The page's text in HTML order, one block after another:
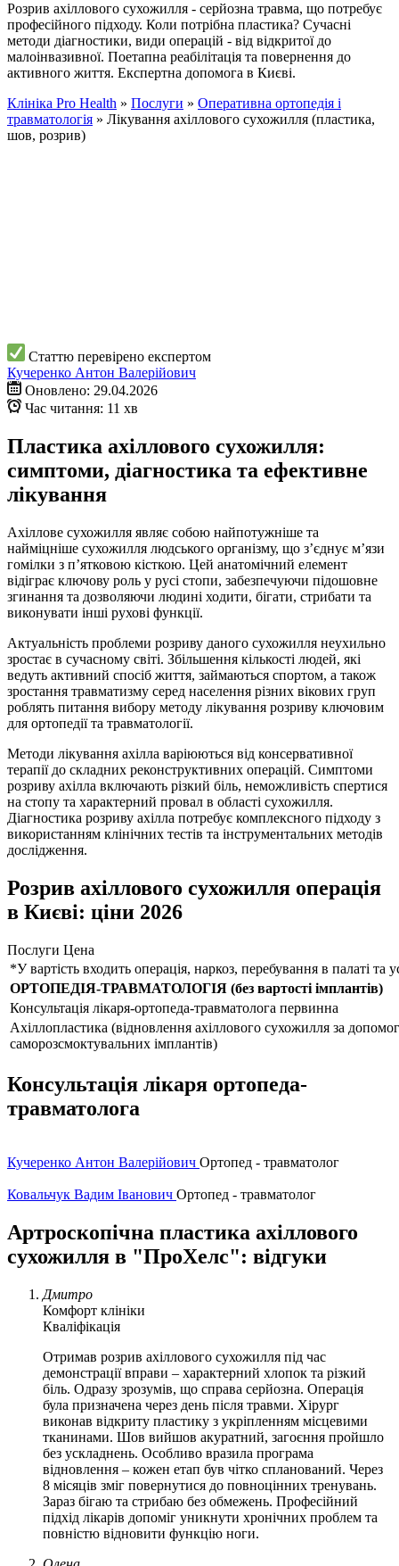
Розрив ахіллового сухожилля - серйозна травма, що потребує
професійного підходу. Коли потрібна пластика? Сучасні
методи діагностики, види операцій - від відкритої до
малоінвазивної. Поетапна реабілітація та повернення до
активного життя. Експертна допомога в Києві.
Клініка Pro Health » Послуги » Оперативна ортопедія і
травматологія » Лікування ахіллового сухожилля (пластика,
шов, розрив)
Статтю перевірено експертом
Кучеренко Антон Валерійович
Оновлено: 29.04.2026
Час читання: 11 хв
Пластика ахіллового сухожилля:
симптоми, діагностика та ефективне
лікування
Ахіллове сухожилля являє собою найпотужніше та
найміцніше сухожилля людського організму, що з’єднує м’язи
гомілки з п’ятковою кісткою. Цей анатомічний елемент
відіграє ключову роль у русі стопи, забезпечуючи підошовне
згинання та дозволяючи людині ходити, бігати, стрибати та
виконувати інші рухові функції.
Актуальність проблеми розриву даного сухожилля неухильно
зростає в сучасному світі. Збільшення кількості людей, які
ведуть активний спосіб життя, займаються спортом, а також
зростання травматизму серед населення різних вікових груп
роблять питання вибору методу лікування розриву ключовим
для ортопедії та травматології.
Методи лікування ахілла варіюються від консервативної
терапії до складних реконструктивних операцій. Симптоми
розриву ахілла включають різкий біль, неможливість спертися
на стопу та характерний провал в області сухожилля.
Діагностика розриву ахілла потребує комплексного підходу з
використанням клінічних тестів та інструментальних методів
дослідження.
Розрив ахіллового сухожилля операція
в Києві: ціни 2026
Послуги Цена
*У вартість входить операція, наркоз, перебування в палаті та
ОРТОПЕДІЯ-ТРАВМАТОЛОГІЯ (без вартості імплантів)
Консультація лікаря-ортопеда-травматолога первинна
Ахіллопластика (відновлення ахіллового сухожилля за
саморозсмоктувальних імплантів)
Консультація лікаря ортопеда-
травматолога
Кучеренко Антон Валерійович Ортопед - травматолог
Ковальчук Вадим Іванович Ортопед - травматолог
Артроскопічна пластика ахіллового
сухожилля в "ПроХелс": відгуки
Дмитро
Комфорт клініки
Кваліфікація
Отримав розрив ахіллового сухожилля під час
демонстрації вправи – характерний хлопок та різкий
біль. Одразу зрозумів, що справа серйозна. Операція
була призначена через день після травми. Хірург
виконав відкриту пластику з укріпленням місцевими
тканинами. Шов вийшов акуратний, загоєння пройшло
без ускладнень. Особливо вразила програма
відновлення – кожен етап був чітко спланований. Через
8 місяців зміг повернутися до повноцінних тренувань.
Зараз бігаю та стрибаю без обмежень. Професійний
підхід лікарів допоміг уникнути хронічних проблем та
повністю відновити функцію ноги.